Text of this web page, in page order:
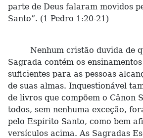
parte de Deus falaram movidos
Santo”. (1 Pedro 1:20-21)
Nenhum cristão duvida de
Sagrada contém os
suficientes para as pessoas
de suas almas. Inquestionável
de livros que compõem o Cânon
todos, sem nenhuma exceção,
pelo Espírito Santo, como bem
versículos acima. As Sagradas